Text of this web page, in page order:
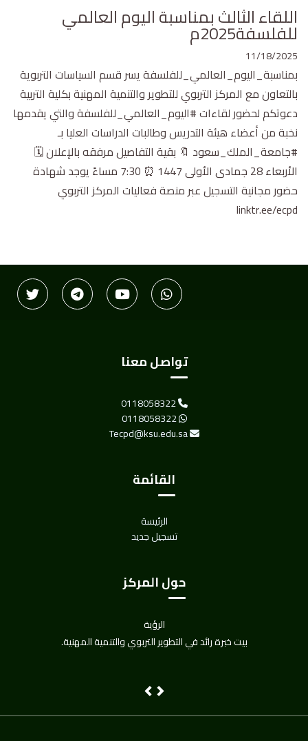
اللقاء الثالث بمناسبة اليوم العالمي
للفلسفة2025م
11/18/2025
بمناسبة_اليوم_العالمي_للفلسفة يسر قسم السياسات التربوية
بالتعاون مع المركز التربوي للتطوير والتنمية المهنية بكلية التربية
دعوتكم لحضور لقاءات #اليوم_العالمي_للفلسفة والتي يقدمها
نخبة من أعضاء هيئة التدريس وطالبات الدراسات العليا بـ
#جامعة_الملك_سعود 🔖 بقية التفاصيل مرفقه بالإعلان 🗓
الأربعاء 28 جمادى الأولى 1447 ⏰ 7:30 مساءً يوجد شهادة
حضور مجانية التسجيل عبر منصة فعاليات المركز التربوي
linktr.ee/ecpd
تواصل معنا
0118058322
0118058322
Tecpd@ksu.edu.sa
القائمة
الرئيسة
تسجيل جديد
حول المركز
الرؤية
بيت خبرة رائد في التطوير التربوي والتنمية المهنية.
Next